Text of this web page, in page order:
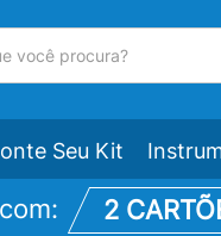
Seu Kit
2